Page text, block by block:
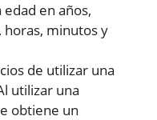
en años,
horas, minutos y
de utilizar una
utilizar una
obtiene un